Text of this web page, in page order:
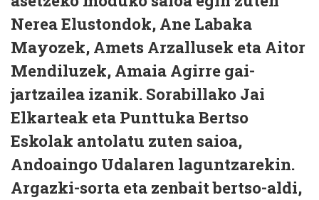
Nerea Elustondok, Ane Labaka
Mayozek, Amets Arzallusek eta Aitor
Mendiluzek, Amaia Agirre gai-
jartzailea izanik. Sorabillako Jai
Elkarteak eta Punttuka Bertso
Eskolak antolatu zuten saioa,
Andoaingo Udalaren laguntzarekin.
Argazki-sorta eta zenbait bertso-aldi,